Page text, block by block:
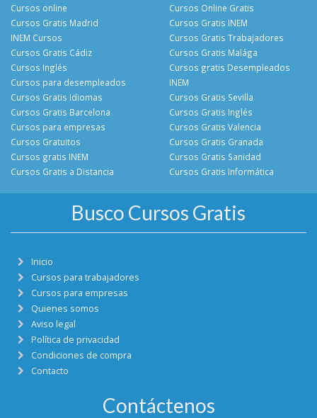
Cursos online
Cursos Gratis Madrid
INEM Cursos
Cursos Gratis Cádiz
Cursos Online Gratis
Cursos Gratis INEM
Cursos Gratis Trabajadores
Cursos Gratis Malága
Cursos Inglés
Cursos para desempleados
Cursos Gratis Idiomas
Cursos Gratis Barcelona
Cursos gratis Desempleados
INEM
Cursos Gratis Sevilla
Cursos Gratis Inglés
Cursos para empresas
Cursos Gratuitos
Cursos gratis INEM
Cursos Gratis a Distancia
Cursos Gratis Valencia
Cursos Gratis Granada
Cursos Gratis Sanidad
Cursos Gratis Informática
Busco Cursos Gratis
Inicio
Cursos para trabajadores
Cursos para empresas
Quienes somos
Aviso legal
Política de privacidad
Condiciones de compra
Contacto
Contáctenos